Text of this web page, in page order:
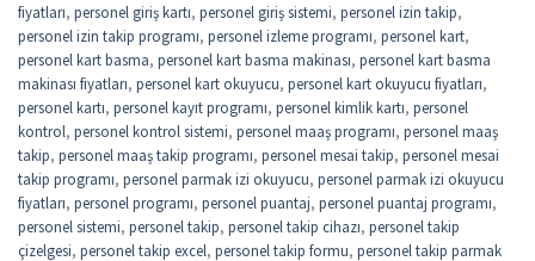
fiyatları, personel giriş kartı, personel giriş sistemi, personel izin takip,
personel izin takip programı, personel izleme programı, personel kart,
personel kart basma, personel kart basma makinası, personel kart basma
makinası fiyatları, personel kart okuyucu, personel kart okuyucu fiyatları,
personel kartı, personel kayıt programı, personel kimlik kartı, personel
kontrol, personel kontrol sistemi, personel maaş programı, personel maaş
takip, personel maaş takip programı, personel mesai takip, personel mesai
takip programı, personel parmak izi okuyucu, personel parmak izi okuyucu
fiyatları, personel programı, personel puantaj, personel puantaj programı,
personel sistemi, personel takip, personel takip cihazı, personel takip
çizelgesi, personel takip excel, personel takip formu, personel takip parmak